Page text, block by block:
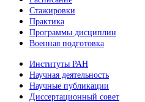
Стажировки
Практика
Программы дисциплин
Военная подготовка
Институты РАН
Научная деятельность
Научные публикации
Диссертационный совет